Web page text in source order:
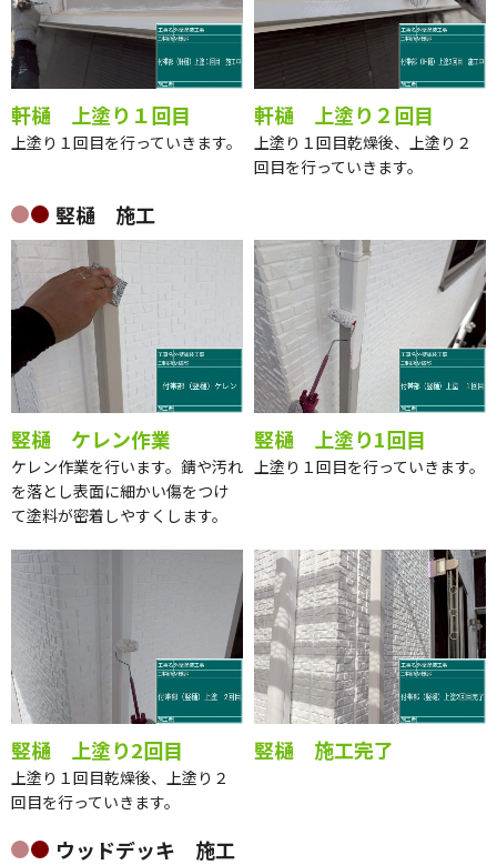
軒樋 上塗り１回目
上塗り１回目を行っていきます。
軒樋 上塗り２回目
上塗り１回目乾燥後、上塗り２
回目を行っていきます。
竪樋 施工
竪樋 ケレン作業
ケレン作業を行います。錆や汚れ
を落とし表面に細かい傷をつけ
て塗料が密着しやすくします。
竪樋 上塗り1回目
上塗り１回目を行っていきます。
竪樋 上塗り2回目
上塗り１回目乾燥後、上塗り２
回目を行っていきます。
竪樋 施工完了
ウッドデッキ 施工